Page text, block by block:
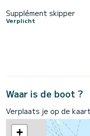
Supplément skipper
Verplicht
Waar is de boot ?
Verplaats je op de
+